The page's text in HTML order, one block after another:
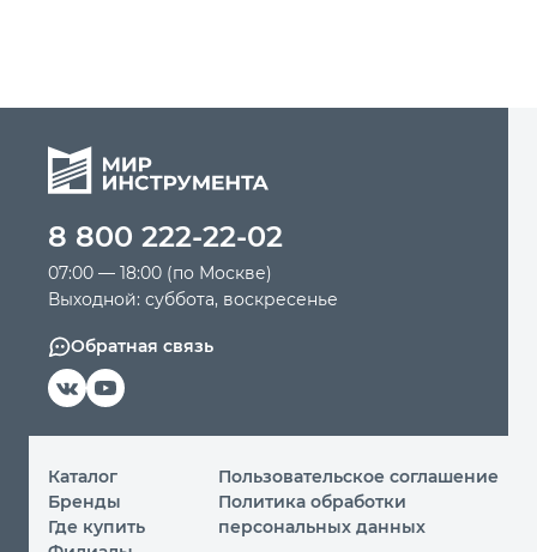
8 800 222-22-02
07:00 — 18:00 (по Москве)
Выходной: суббота, воскресенье
Обратная связь
Каталог
Бренды
Где купить
Пользовательское соглашение
Политика обработки
персональных данных